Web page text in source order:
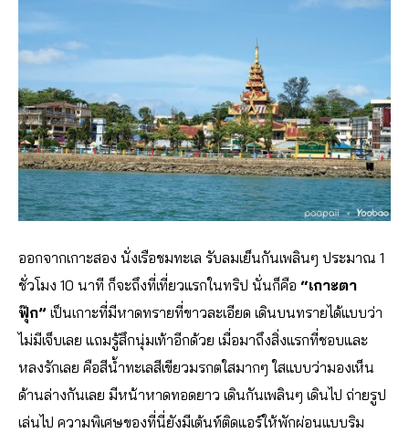
ออกจากเกาะสอง นั่งเรือชมทะเล รับลมเย็นกันเพลินๆ ประมาณ 1
ชั่วโมง 10 นาที ก็จะถึงที่เที่ยวแรกในทริป นั่นก็คือ “เกาะตา
ฟุ๊ก” เป็นเกาะที่มีหาดทรายที่ขาวละเอียด เดินบนทรายได้แบบว่า
ไม่มีเจ็บเลย แถมรู้สึกนุ่มเท้าอีกด้วย เมื่อมาถึงสิ่งแรกที่ชอบและ
หลงรักเลย คือสีน้ำทะเลสีเขียวมรกตใสมากๆ ใสแบบว่ามองเห็น
ด้านล่างกันเลย มีหน้าหาดทอดยาว เดินกันเพลินๆ เดินไป ถ่ายรูป
เล่นไป ความพิเศษของที่นี่ยังมีเต้นท์ติดแอร์ให้พักผ่อนแบบริม